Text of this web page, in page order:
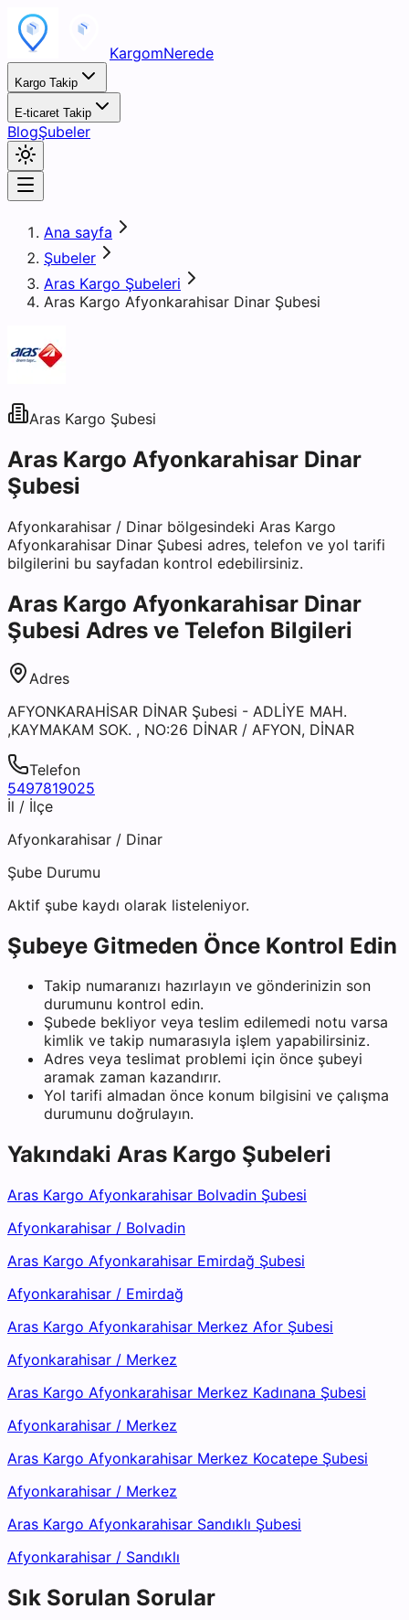
KargomNerede
Kargo Takip
E-ticaret Takip
BlogŞubeler
Ana sayfa
Şubeler
Aras Kargo Şubeleri
Aras Kargo Afyonkarahisar Dinar Şubesi
Aras Kargo Şubesi
Aras Kargo Afyonkarahisar Dinar
Şubesi
Afyonkarahisar / Dinar bölgesindeki Aras Kargo
Afyonkarahisar Dinar Şubesi adres, telefon ve yol tarifi
bilgilerini bu sayfadan kontrol edebilirsiniz.
Aras Kargo Afyonkarahisar Dinar
Şubesi Adres ve Telefon Bilgileri
Adres
AFYONKARAHİSAR DİNAR Şubesi - ADLİYE MAH.
,KAYMAKAM SOK. , NO:26 DİNAR / AFYON, DİNAR
Telefon
5497819025
İl / İlçe
Afyonkarahisar / Dinar
Şube Durumu
Aktif şube kaydı olarak listeleniyor.
Şubeye Gitmeden Önce Kontrol Edin
Takip numaranızı hazırlayın ve gönderinizin son
durumunu kontrol edin.
Şubede bekliyor veya teslim edilemedi notu varsa
kimlik ve takip numarasıyla işlem yapabilirsiniz.
Adres veya teslimat problemi için önce şubeyi
aramak zaman kazandırır.
Yol tarifi almadan önce konum bilgisini ve çalışma
durumunu doğrulayın.
Yakındaki Aras Kargo Şubeleri
Aras Kargo Afyonkarahisar Bolvadin Şubesi
Afyonkarahisar / Bolvadin
Aras Kargo Afyonkarahisar Emirdağ Şubesi
Afyonkarahisar / Emirdağ
Aras Kargo Afyonkarahisar Merkez Afor Şubesi
Afyonkarahisar / Merkez
Aras Kargo Afyonkarahisar Merkez Kadınana Şubesi
Afyonkarahisar / Merkez
Aras Kargo Afyonkarahisar Merkez Kocatepe Şubesi
Afyonkarahisar / Merkez
Aras Kargo Afyonkarahisar Sandıklı Şubesi
Afyonkarahisar / Sandıklı
Sık Sorulan Sorular